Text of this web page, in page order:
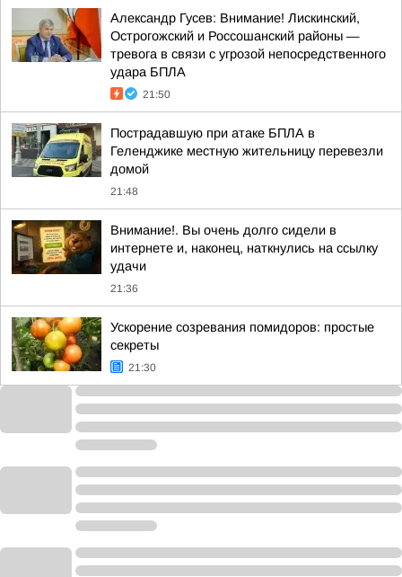
Александр Гусев: Внимание! Лискинский,
Острогожский и Россошанский районы —
тревога в связи с угрозой непосредственного
удара БПЛА
21:50
Пострадавшую при атаке БПЛА в
Геленджике местную жительницу перевезли
домой
21:48
Внимание!. Вы очень долго сидели в
интернете и, наконец, наткнулись на ссылку
удачи
21:36
Ускорение созревания помидоров: простые
секреты
21:30